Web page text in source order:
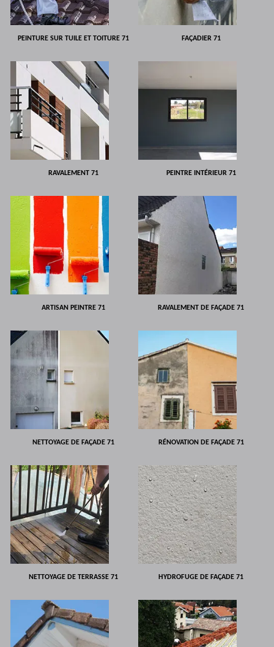
PEINTURE SUR TUILE ET TOITURE 71 FAÇADIER 71
RAVALEMENT 71 PEINTRE INTÉRIEUR 71
ARTISAN PEINTRE 71 RAVALEMENT DE FAÇADE 71
NETTOYAGE DE FAÇADE 71 RÉNOVATION DE FAÇADE 71
NETTOYAGE DE TERRASSE 71 HYDROFUGE DE FAÇADE 71